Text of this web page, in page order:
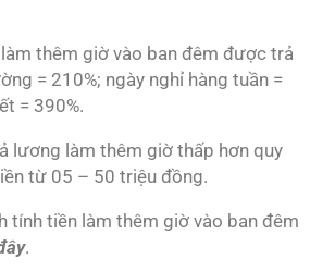
thêm giờ vào ban đêm được trả
= 210%; ngày nghỉ hàng tuần =
= 390%.
lương làm thêm giờ thấp hơn quy
từ 05 – 50 triệu đồng.
tính tiền làm thêm giờ vào ban đêm
.